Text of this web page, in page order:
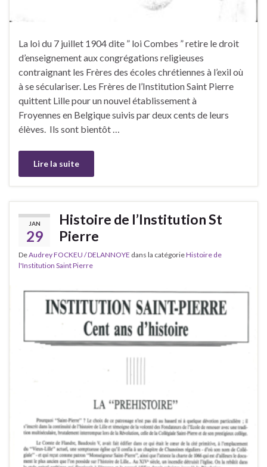
La loi du 7 juillet 1904 dite ” loi Combes ” retire le droit
d’enseignement aux congrégations religieuses
contraignant les Frères des écoles chrétiennes à l’exil où
à se séculariser. Les Frères de l’Institution Saint Pierre
quittent Lille pour un nouvel établissement à
Froyennes en Belgique suivis par deux cents de leurs
élèves. Ils sont bientôt …
Lire la suite
JAN
29
Histoire de l’Institution St
Pierre
DeAudrey FOCKEU / DELANNOYE dans la catégorieHistoire de
l'Institution Saint Pierre